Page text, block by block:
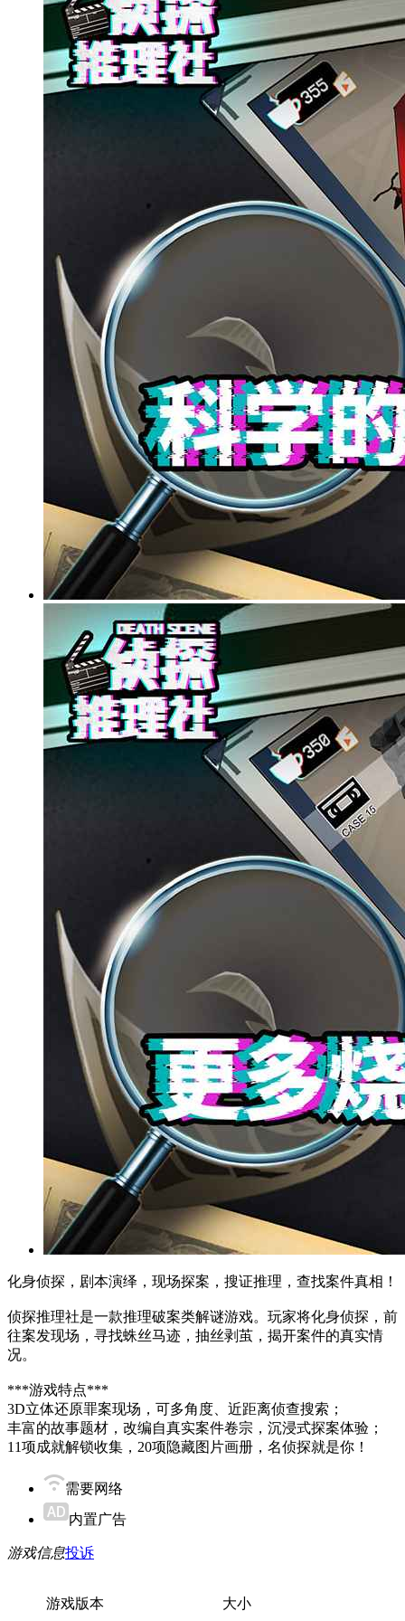
化身侦探，剧本演绎，现场探案，搜证推理，查找案件真相！
侦探推理社是一款推理破案类解谜游戏。玩家将化身侦探，前
往案发现场，寻找蛛丝马迹，抽丝剥茧，揭开案件的真实情
况。
***游戏特点***
3D立体还原罪案现场，可多角度、近距离侦查搜索；
丰富的故事题材，改编自真实案件卷宗，沉浸式探案体验；
11项成就解锁收集，20项隐藏图片画册，名侦探就是你！
需要网络
内置广告
游戏信息投诉
游戏版本 大小